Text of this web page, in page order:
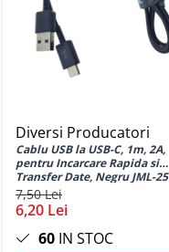
Huse si protectii pentru
Moto G86 5G Power
Huse si protectii pentru
Moto G9 Play
Huse si protectii pentru
Thinkphone 25
Huse si protectii pentru
Huse si protectii diverse
Nokia
Huse si protectii pentru
Diversi Producatori
Cablu USB la USB-C, 1m, 2A,
pentru Incarcare Rapida si
Transfer Date, Negru JML-
7,50 Lei
6,20 Lei
60 IN STOC